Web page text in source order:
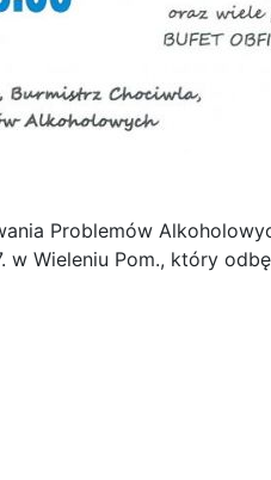
Problemów
Wieleniu Pom., który